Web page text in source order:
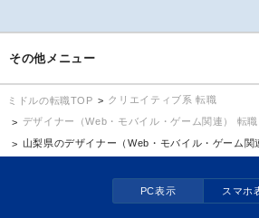
その他メニュー
ミドルの転職TOP
クリエイティブ系 転職
デザイナー（Web・モバイル・ゲーム関連） 転職
山梨県のデザイナー（Web・モバイル・ゲーム関
PC表示 スマホ